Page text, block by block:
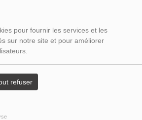
pour fournir les services et les
sur notre site et pour améliorer
refuser